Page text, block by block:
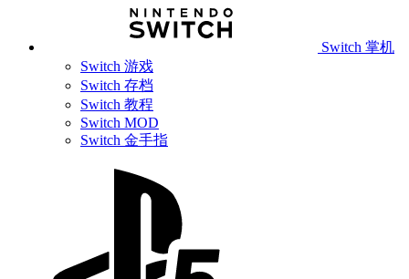
Switch 掌机
Switch 游戏
Switch 存档
Switch 教程
Switch MOD
Switch 金手指